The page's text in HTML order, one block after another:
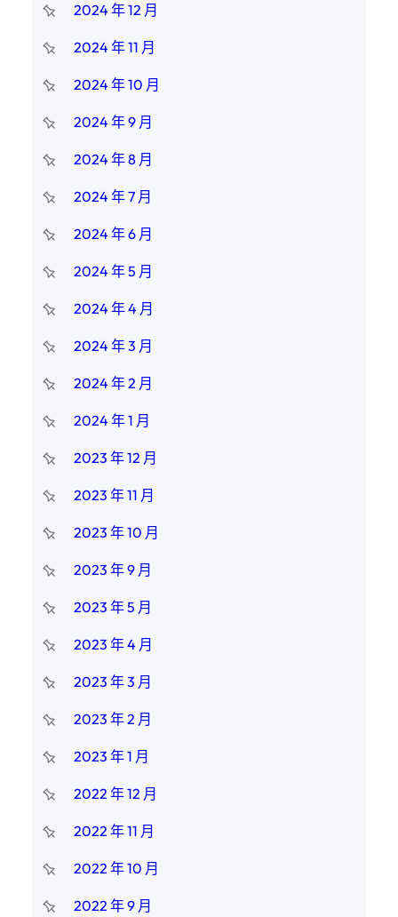
2024 年 12 月
2024 年 11 月
2024 年 10 月
2024 年 9 月
2024 年 8 月
2024 年 7 月
2024 年 6 月
2024 年 5 月
2024 年 4 月
2024 年 3 月
2024 年 2 月
2024 年 1 月
2023 年 12 月
2023 年 11 月
2023 年 10 月
2023 年 9 月
2023 年 5 月
2023 年 4 月
2023 年 3 月
2023 年 2 月
2023 年 1 月
2022 年 12 月
2022 年 11 月
2022 年 10 月
2022 年 9 月